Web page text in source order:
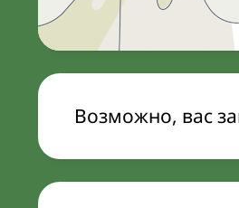
Возможно, вас